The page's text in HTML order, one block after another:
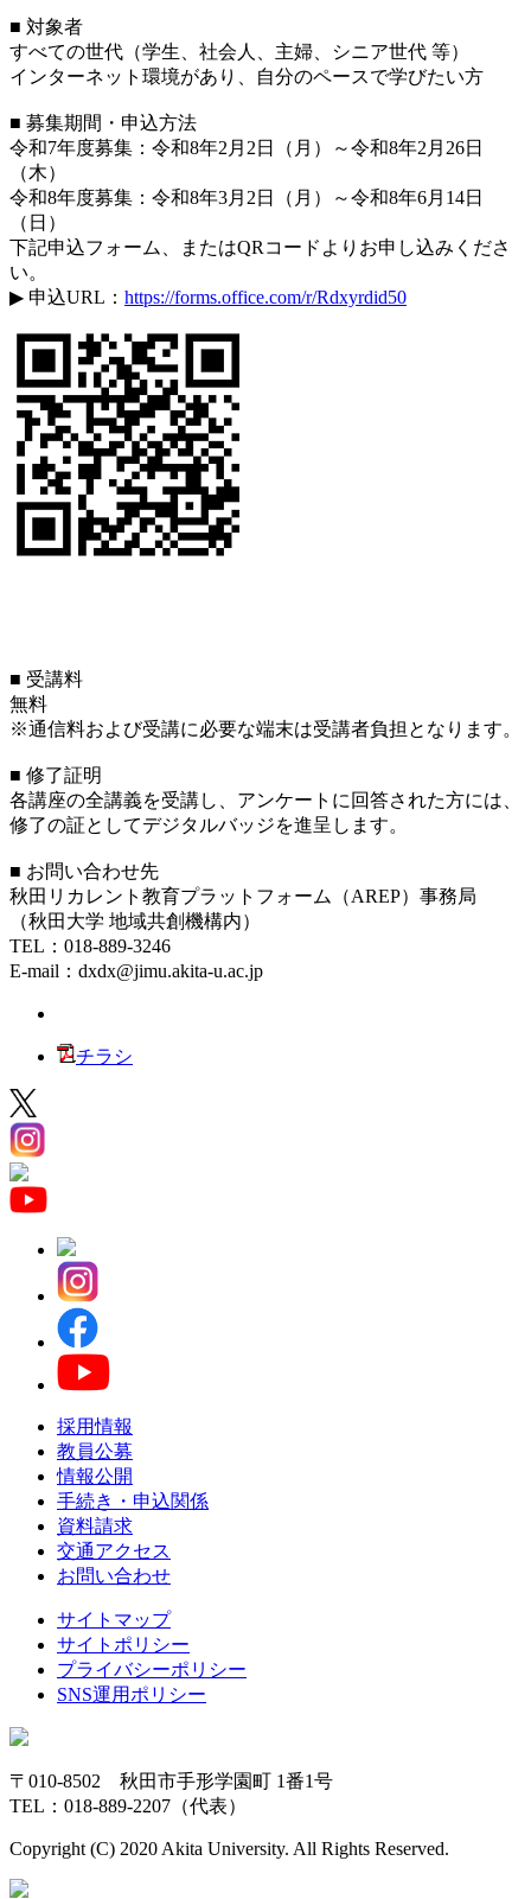
■ 対象者
すべての世代（学生、社会人、主婦、シニア世代 等）
インターネット環境があり、自分のペースで学びたい方
■ 募集期間・申込方法
令和7年度募集：令和8年2月2日（月）～令和8年2月26日
（木）
令和8年度募集：令和8年3月2日（月）～令和8年6月14日
（日）
下記申込フォーム、またはQRコードよりお申し込みくださ
い。
▶ 申込URL： https://forms.office.com/r/Rdxyrdid50
■ 受講料
無料
※通信料および受講に必要な端末は受講者負担となります。
■ 修了証明
各講座の全講義を受講し、アンケートに回答された方には、
修了の証としてデジタルバッジを進呈します。
■ お問い合わせ先
秋田リカレント教育プラットフォーム（AREP）事務局
（秋田大学 地域共創機構内）
TEL：018-889-3246
E-mail：dxdx@jimu.akita-u.ac.jp
チラシ
採用情報
教員公募
情報公開
手続き・申込関係
資料請求
交通アクセス
お問い合わせ
サイトマップ
サイトポリシー
プライバシーポリシー
SNS運用ポリシー
〒010-8502 秋田市手形学園町 1番1号
TEL：018-889-2207（代表）
Copyright (C) 2020 Akita University. All Rights Reserved.